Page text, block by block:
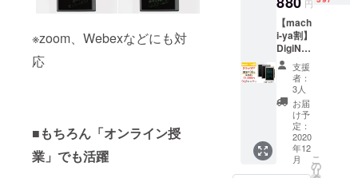
※zoom、Webexなどにも対
応
■もちろん「オンライン授
業」でも活躍
レイ、
パール
ゴール
ド、ホ
ワイト
（お選
びいた
だけま
す） ■
内容：
『DigiN
Pro』1
円
【mach
i-ya割】
DigiNot
e
Pro【2
0％OFF
】400台
限定 ■
予定定
価：
14,850
円(税
支援
者：
3人
お届
け予
定：
2020
年12
月
こ
の
リ